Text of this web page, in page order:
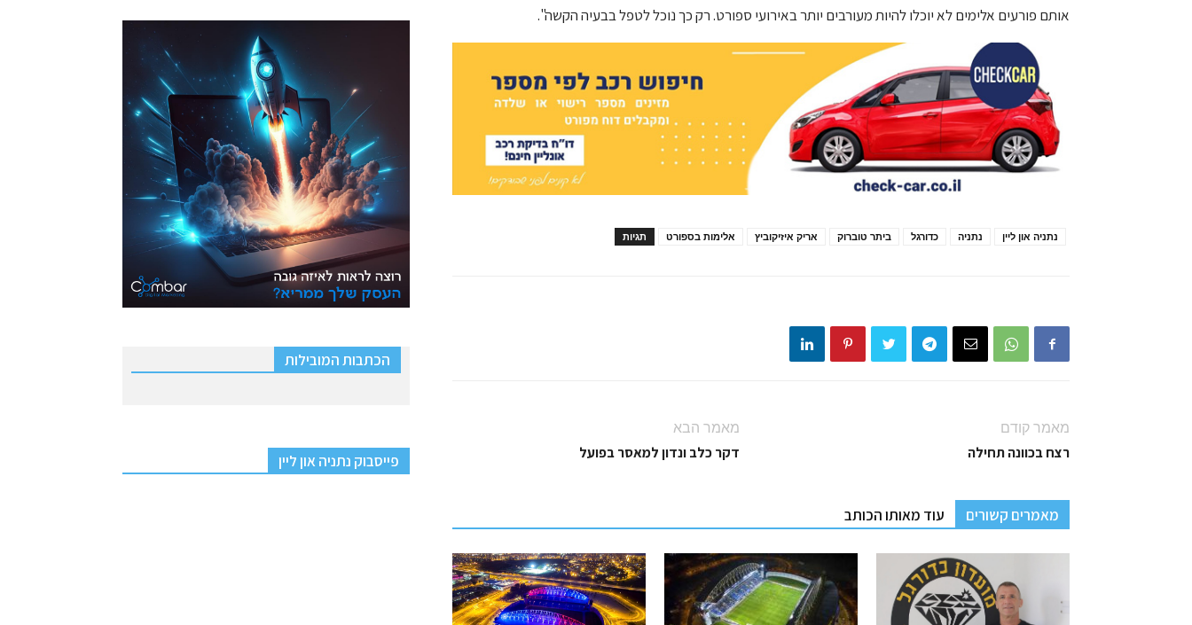
אותם פורעים אלימים לא יוכלו להיות מעורבים יותר באירועי ספורט. רק כך נוכל לטפל בבעיה הקשה".
תגיות אלימות בספורט אריק איזיקוביץ ביתר טוברוק כדורגל נתניה נתניה און ליין
מאמר קודם
רצח בכוונה תחילה
מאמר הבא
דקר כלב ונדון למאסר בפועל
מאמרים קשורים עוד מאותו הכותב
הכתבות המובילות
פייסבוק נתניה און ליין